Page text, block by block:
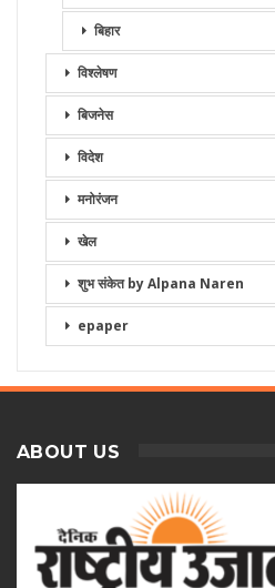
बिहार
विश्लेषण
बिजनेस
विदेश
मनोरंजन
खेल
शुभ संकेत by Alpana Naren
epaper
ABOUT US